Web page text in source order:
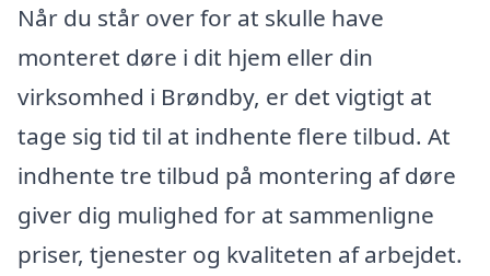
Når du står over for at skulle have
monteret døre i dit hjem eller din
virksomhed i Brøndby, er det vigtigt at
tage sig tid til at indhente flere tilbud. At
indhente tre tilbud på montering af døre
giver dig mulighed for at sammenligne
priser, tjenester og kvaliteten af arbejdet.